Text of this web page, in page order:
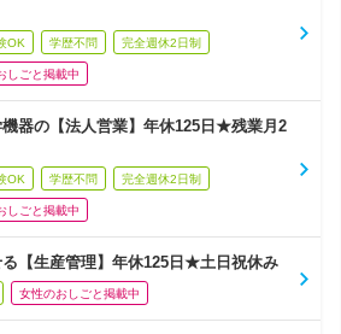
OK 学歴不問 完全週休2日制
しごと掲載中
器の【法人営業】年休125日★残業月2
OK 学歴不問 完全週休2日制
しごと掲載中
る【生産管理】年休125日★土日祝休み
女性のおしごと掲載中